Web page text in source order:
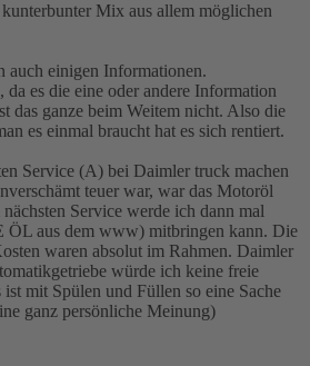
Mix aus allem möglichen
auch einigen Informationen.
da es die eine oder andere Information
das ganze beim Weitem nicht. Also die
es einmal braucht hat es sich rentiert.
Service (A) bei Daimler truck machen
teuer war, war das Motoröl
Service werde ich dann mal
ÖL aus dem www) mitbringen kann. Die
waren absolut im Rahmen. Daimler
würde ich keine freie
ist mit Spülen und Füllen so eine Sache
ganz persönliche Meinung)